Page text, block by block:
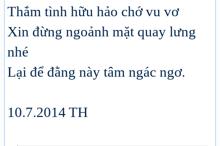
Thắm tình hữu hảo chớ vu vơ
Xin đừng ngoảnh mặt quay lưng
nhé
Lại để đằng này tâm ngác ngơ.
10.7.2014 TH